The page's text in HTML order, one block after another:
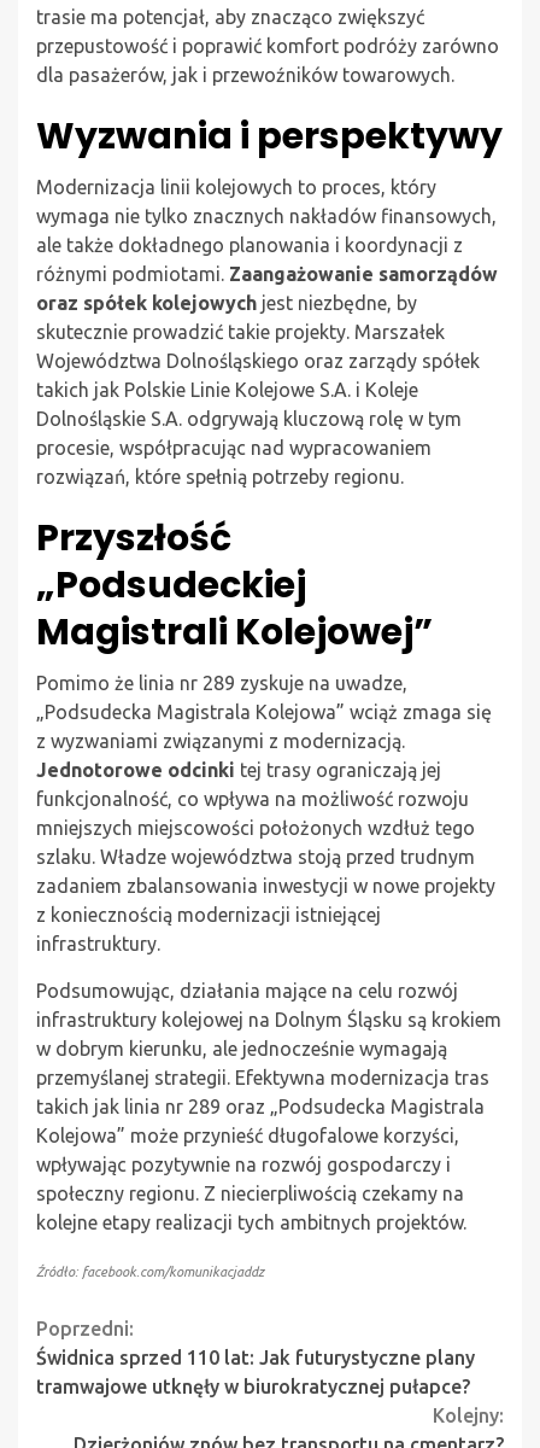
trasie ma potencjał, aby znacząco zwiększyć
przepustowość i poprawić komfort podróży zarówno
dla pasażerów, jak i przewoźników towarowych.
Wyzwania i perspektywy
Modernizacja linii kolejowych to proces, który
wymaga nie tylko znacznych nakładów finansowych,
ale także dokładnego planowania i koordynacji z
różnymi podmiotami. Zaangażowanie samorządów
oraz spółek kolejowych jest niezbędne, by
skutecznie prowadzić takie projekty. Marszałek
Województwa Dolnośląskiego oraz zarządy spółek
takich jak Polskie Linie Kolejowe S.A. i Koleje
Dolnośląskie S.A. odgrywają kluczową rolę w tym
procesie, współpracując nad wypracowaniem
rozwiązań, które spełnią potrzeby regionu.
Przyszłość
„Podsudeckiej
Magistrali Kolejowej”
Pomimo że linia nr 289 zyskuje na uwadze,
„Podsudecka Magistrala Kolejowa” wciąż zmaga się
z wyzwaniami związanymi z modernizacją.
Jednotorowe odcinki tej trasy ograniczają jej
funkcjonalność, co wpływa na możliwość rozwoju
mniejszych miejscowości położonych wzdłuż tego
szlaku. Władze województwa stoją przed trudnym
zadaniem zbalansowania inwestycji w nowe projekty
z koniecznością modernizacji istniejącej
infrastruktury.
Podsumowując, działania mające na celu rozwój
infrastruktury kolejowej na Dolnym Śląsku są krokiem
w dobrym kierunku, ale jednocześnie wymagają
przemyślanej strategii. Efektywna modernizacja tras
takich jak linia nr 289 oraz „Podsudecka Magistrala
Kolejowa” może przynieść długofalowe korzyści,
wpływając pozytywnie na rozwój gospodarczy i
społeczny regionu. Z niecierpliwością czekamy na
kolejne etapy realizacji tych ambitnych projektów.
Źródło: facebook.com/komunikacjaddz
Continue
Reading
Poprzedni:
Świdnica sprzed 110 lat: Jak futurystyczne plany
tramwajowe utknęły w biurokratycznej pułapce?
Kolejny: